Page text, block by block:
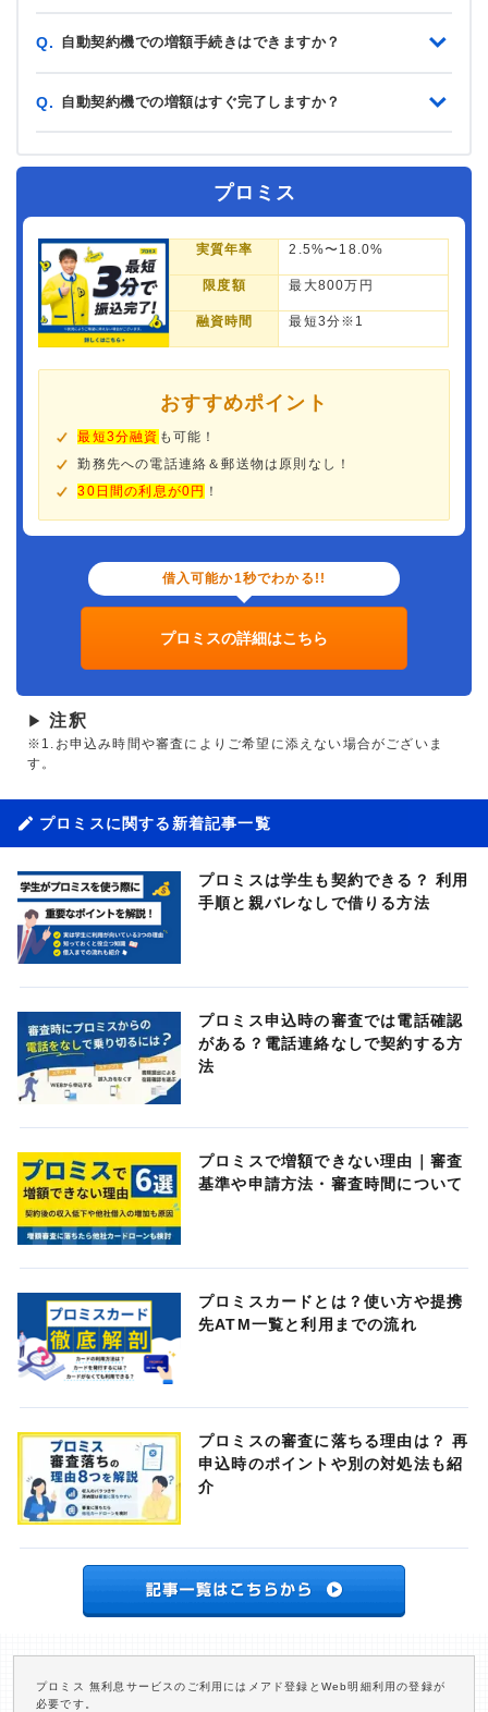
Q. 自動契約機での増額手続きはできますか？
Q. 自動契約機での増額はすぐ完了しますか？
プロミス
実質年率 2.5%〜18.0%
限度額 最大800万円
融資時間 最短3分※1
おすすめポイント
最短3分融資 も可能！
勤務先への電話連絡＆郵送物は原則なし！
30日間の利息が0円 ！
借入可能か1秒でわかる!!
プロミスの詳細はこちら
▶ 注釈
※1.お申込み時間や審査によりご希望に添えない場合がございま
す。
プロミスに関する新着記事一覧
プロミスは学生も契約できる？ 利用
手順と親バレなしで借りる方法
プロミス申込時の審査では電話確認
がある？電話連絡なしで契約する方
法
プロミスで増額できない理由｜審査
基準や申請方法・審査時間について
プロミスカードとは？使い方や提携
先ATM一覧と利用までの流れ
プロミスの審査に落ちる理由は？ 再
申込時のポイントや別の対処法も紹
介
プロミス 無利息サービスのご利用にはメアド登録とWeb明細利用の登録が
必要です。